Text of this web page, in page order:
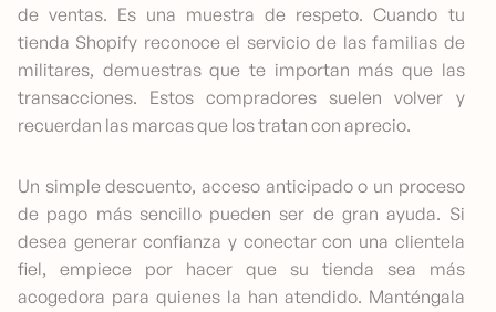
de ventas. Es una muestra de respeto. Cuando tu
tienda Shopify reconoce el servicio de las familias de
militares, demuestras que te importan más que las
transacciones. Estos compradores suelen volver y
recuerdan las marcas que los tratan con aprecio.
Un simple descuento, acceso anticipado o un proceso
de pago más sencillo pueden ser de gran ayuda. Si
desea generar confianza y conectar con una clientela
fiel, empiece por hacer que su tienda sea más
acogedora para quienes la han atendido. Manténgala